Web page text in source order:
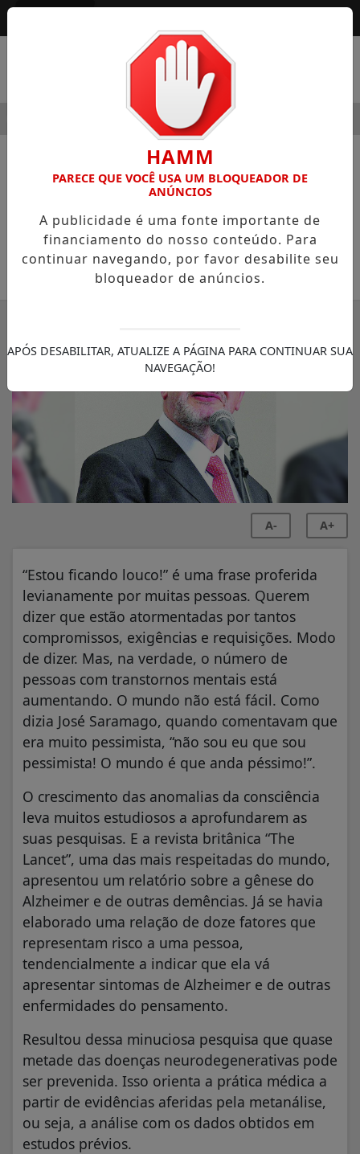
HOSPITAL SAMARITANO HIGIENÓPOLIS
COLUNISTAS
Estamos ficando mais loucos?
Colunista José Renato Nalini
SEMANÁRIO ZONA NORTE
A- A+
“Estou ficando louco!” é uma frase proferida
levianamente por muitas pessoas. Querem
dizer que estão atormentadas por tantos
compromissos, exigências e requisições. Modo
de dizer. Mas, na verdade, o número de
pessoas com transtornos mentais está
aumentando. O mundo não está fácil. Como
dizia José Saramago, quando comentavam que
era muito pessimista, “não sou eu que sou
pessimista! O mundo é que anda péssimo!”.
O crescimento das anomalias da consciência
leva muitos estudiosos a aprofundarem as
suas pesquisas. E a revista britânica “The
Lancet”, uma das mais respeitadas do mundo,
apresentou um relatório sobre a gênese do
Alzheimer e de outras demências. Já se havia
elaborado uma relação de doze fatores que
representam risco a uma pessoa,
tendencialmente a indicar que ela vá
apresentar sintomas de Alzheimer e de outras
enfermidades do pensamento.
Resultou dessa minuciosa pesquisa que quase
metade das doenças neurodegenerativas pode
ser prevenida. Isso orienta a prática médica a
partir de evidências aferidas pela metanálise,
ou seja, a análise com os dados obtidos em
estudos prévios.
HAMM
PARECE QUE VOCÊ USA UM BLOQUEADOR DE
ANÚNCIOS
A publicidade é uma fonte importante de
financiamento do nosso conteúdo. Para
continuar navegando, por favor desabilite seu
bloqueador de anúncios.
APÓS DESABILITAR, ATUALIZE A PÁGINA PARA CONTINUAR SUA
NAVEGAÇÃO!